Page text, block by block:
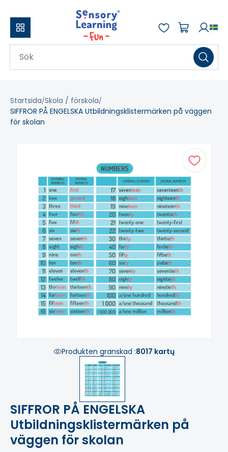
Startsida Skola / förskola
SIFFROR PÅ ENGELSKA Utbildningsklistermärken på väggen
för skolan
Produkten granskad :8017 kartų
SIFFROR PÅ ENGELSKA
Utbildningsklistermärken på
väggen för skolan